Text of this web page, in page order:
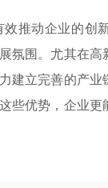
效推动企业的创
氛围。尤其在
立完善的产
些优势，企业